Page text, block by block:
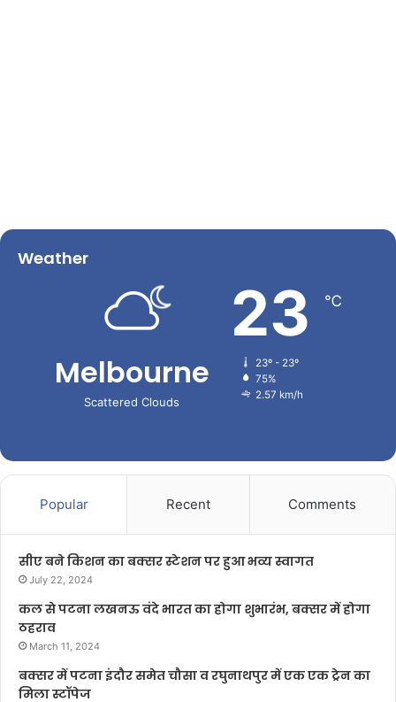
Weather
Melbourne
Scattered Clouds
23 ℃
23º - 23º
75%
2.57 km/h
Popular Recent Comments
सीए बने किशन का बक्सर स्टेशन पर हुआ भव्य स्वागत
July 22, 2024
कल से पटना लखनऊ वंदे भारत का होगा शुभारंभ, बक्सर में होगा
ठहराव
March 11, 2024
बक्सर में पटना इंदौर समेत चौसा व रघुनाथपुर में एक एक ट्रेन का
मिला स्टॉपेज